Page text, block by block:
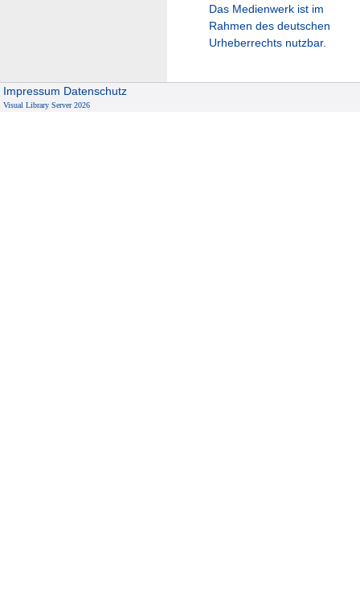
Das Medienwerk ist im
Rahmen des deutschen
Urheberrechts nutzbar.
Impressum Datenschutz
Visual Library Server 2026